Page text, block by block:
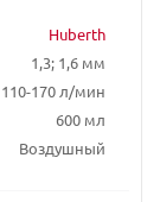
Huberth
1,3; 1,6 мм
110-170 л/мин
600 мл
Воздушный